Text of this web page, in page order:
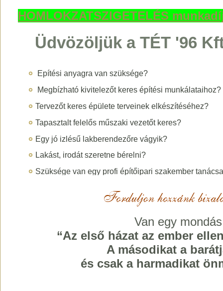
HOMLOKZATSZIGETELÉS
Üdvözöljük a TÉT '96
Építési anyagra van szüksége?
Megbízható kivitelezőt keres építési munkálataihoz?
Tervezőt keres épülete terveinek elkészítéséhez?
Tapasztalt felelős műszaki vezetőt keres?
Egy jó izlésű lakberendezőre vágyik?
Lakást, irodát szeretne bérelni?
Szüksége van egy profi építőipari szakember
Van egy
“Az első házat az ember
A másodikat a
és csak a harmadikat